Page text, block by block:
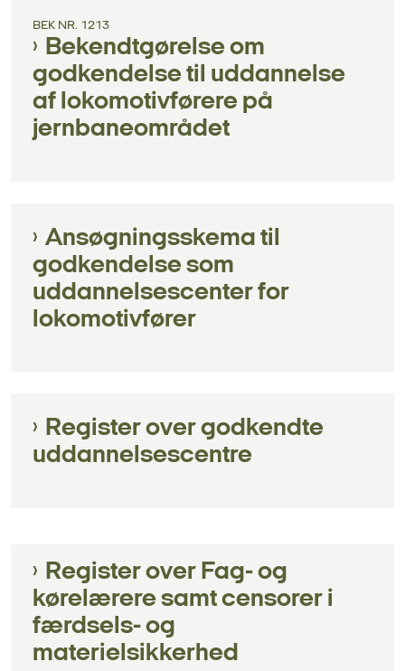
BEK NR. 1213
Bekendtgørelse om
godkendelse til uddannelse
af lokomotivførere på
jernbaneområdet
Ansøgningsskema til
godkendelse som
uddannelsescenter for
lokomotivfører
Register over godkendte
uddannelsescentre
Register over Fag- og
kørelærere samt censorer i
færdsels- og
materielsikkerhed